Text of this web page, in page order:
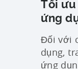
Tối
ứng
Đối với
dụng,
ứng